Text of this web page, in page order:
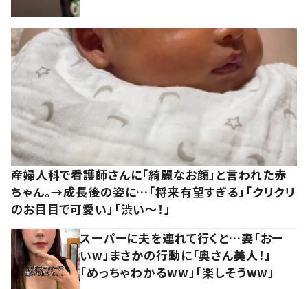
産婦人科で看護師さんに「綺麗なお顔」と言われた赤
ちゃん。→成長後の姿に…「将来有望すぎる」「クリクリ
のお目目で可愛い」「渋い～！」
スーパーに夫を連れて行くと…妻「おー
いw」まさかの行動に「奥さん美人！」
「めっちゃわかるww」「楽しそうww」